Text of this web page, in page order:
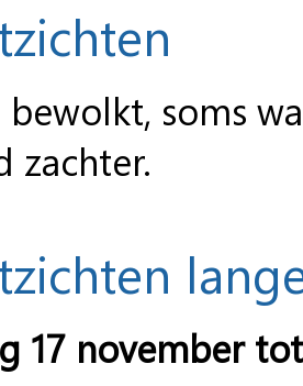
bewolkt, soms
zachter.
17 november